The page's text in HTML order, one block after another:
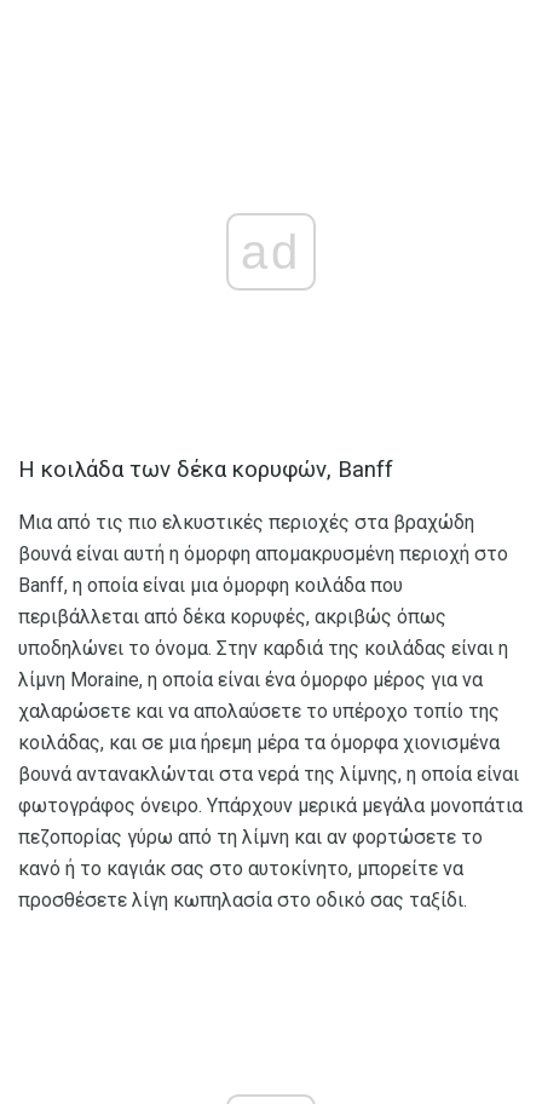
ad
Η κοιλάδα των δέκα κορυφών, Banff
Μια από τις πιο ελκυστικές περιοχές στα βραχώδη
βουνά είναι αυτή η όμορφη απομακρυσμένη περιοχή στο
Banff, η οποία είναι μια όμορφη κοιλάδα που
περιβάλλεται από δέκα κορυφές, ακριβώς όπως
υποδηλώνει το όνομα. Στην καρδιά της κοιλάδας είναι η
λίμνη Moraine, η οποία είναι ένα όμορφο μέρος για να
χαλαρώσετε και να απολαύσετε το υπέροχο τοπίο της
κοιλάδας, και σε μια ήρεμη μέρα τα όμορφα χιονισμένα
βουνά αντανακλώνται στα νερά της λίμνης, η οποία είναι
φωτογράφος όνειρο. Υπάρχουν μερικά μεγάλα μονοπάτια
πεζοπορίας γύρω από τη λίμνη και αν φορτώσετε το
κανό ή το καγιάκ σας στο αυτοκίνητο, μπορείτε να
προσθέσετε λίγη κωπηλασία στο οδικό σας ταξίδι.